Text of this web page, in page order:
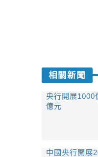
相關新聞
央行開展1000
億元
中國央行開展